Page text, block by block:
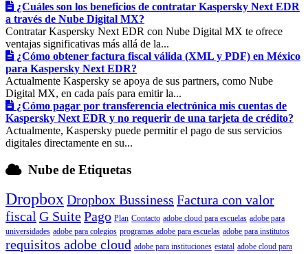
¿Cuáles son los beneficios de contratar Kaspersky Next EDR
a través de Nube Digital MX?
Contratar Kaspersky Next EDR con Nube Digital MX te ofrece
ventajas significativas más allá de la...
¿Cómo obtener factura fiscal válida (XML y PDF) en México
para Kaspersky Next EDR?
Actualmente Kaspersky se apoya de sus partners, como Nube
Digital MX, en cada país para emitir la...
¿Cómo pagar por transferencia electrónica mis cuentas de
Kaspersky Next EDR y no requerir de una tarjeta de crédito?
Actualmente, Kaspersky puede permitir el pago de sus servicios
digitales directamente en su...
Nube de Etiquetas
DropboxDropbox Bussiness Factura con valor
fiscal G SuitePago Plan Contacto adobe cloud para escuelas adobe para
universidades adobe para colegios programas adobe para escuelas adobe para institutos
requisitos adobe cloud adobe para instituciones estatal adobe cloud para